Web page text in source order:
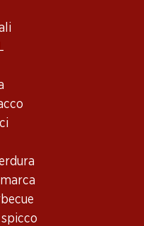
76.80
Condes Gran Reserva
Catalunya DO